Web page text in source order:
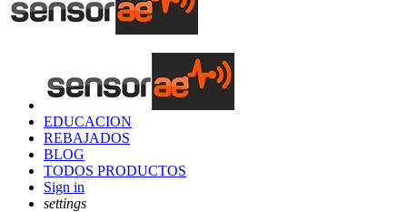
EDUCACION
REBAJADOS
BLOG
TODOS PRODUCTOS
Sign in
settings